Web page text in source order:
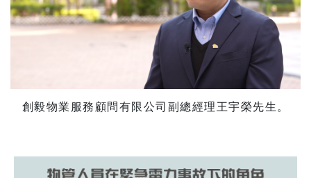
創毅物業服務顧問有限公司副總經理王宇榮先生。